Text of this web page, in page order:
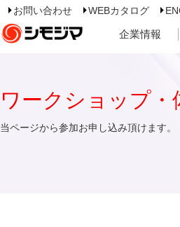
お問い合わせ WEBカタログ
企業情報
ワークショップ・
当ページから参加お申し込み頂けます。